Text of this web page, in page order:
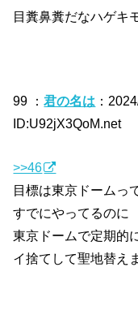
目糞鼻糞だなハゲキ
99 ：君の名は ：
ID:U92jX3QoM.net
>>46
目標は東京ドームっ
すでにやってるのに
東京ドームで定期的
イ捨てして聖地替え